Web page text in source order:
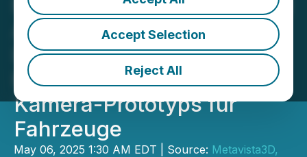
Accept Selection
Reject All
Metavista3D unterzeichnet
Absichtserklärung mit VIN
International zur
Entwicklung eines 3D-
Kamera-Prototyps für
Fahrzeuge
May 06, 2025 1:30 AM EDT | Source: Metavista3D,